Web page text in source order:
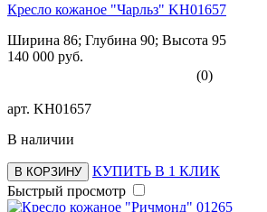
Кресло кожаное "Чарльз" KH01657
Ширина 86; Глубина 90; Высота 95
140 000 руб.
(0)
арт. KH01657
В наличии
В КОРЗИНУ
КУПИТЬ В 1 КЛИК
Быстрый просмотр